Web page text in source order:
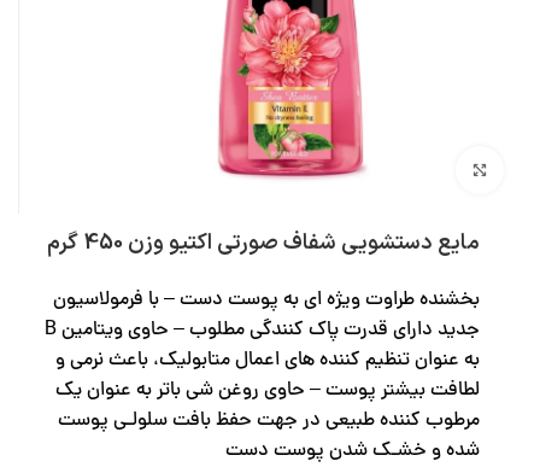
بزرگنمایی تصویر
مایع دستشویی شفاف صورتی اکتیو وزن 450 گرم
بخشنده طراوت ویژه ای به پوست دست – با فرمولاسیون
جدید دارای قدرت پاک کنندگی مطلوب – حاوی ویتامین B
به عنوان تنظیم کننده های اعمال متابولیک، باعث نرمی و
لطافت بیشتر پوست – حاوی روغن شی باتر به عنوان یک
مرطوب کننده طبیعی در جهت حفظ بافت سلولـی پوست
شده و خشـک شدن پوست دست